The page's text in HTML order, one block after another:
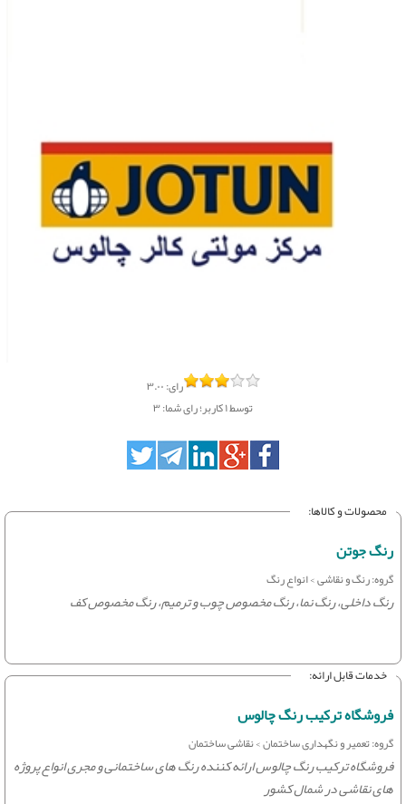
رای:۳.۰۰
توسط۱کاربر؛رای شما: ۳
محصولات و کالاها:
رنگ جوتن
گروه: رنگ و نقاشی > انواع رنگ
رنگ داخلی، رنگ نما، رنگ مخصوص چوب و ترمیم، رنگ مخصوص کف
خدمات قابل ارائه:
فروشگاه ترکیب رنگ چالوس
گروه: تعمیر و نگهداری ساختمان > نقاشی ساختمان
فروشگاه ترکیب رنگ چالوس ارائه کننده رنگ های ساختمانی و مجری انواع پروژه
های نقاشی در شمال کشور